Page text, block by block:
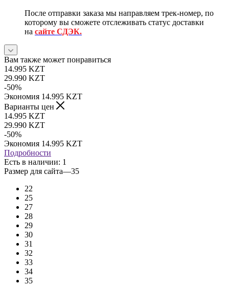
После отправки заказа мы направляем трек-номер, по
которому вы сможете отслеживать статус доставки
на сайте СДЭК.
Вам также может понравиться
14.995 KZT
29.990 KZT
-50%
Экономия 14.995 KZT
Варианты цен
14.995 KZT
29.990 KZT
-50%
Экономия 14.995 KZT
Подробности
Есть в наличии: 1
Размер для сайта—35
22
25
27
28
29
30
31
32
33
34
35